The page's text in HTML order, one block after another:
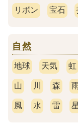
リボン 宝石
自然
地球 天気 虹
山 川 森
風 水 雷 星